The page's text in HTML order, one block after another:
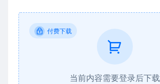
付费下载
当前内容需要登录后下载